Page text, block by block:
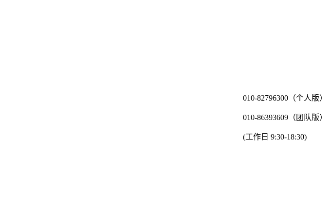
010-82796300（个人版）
010-86393609（团队版）
(工作日 9:30-18:30)